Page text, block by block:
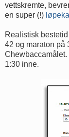
vettskremte,
en super (!)
Realistisk
42 og maraton på
Chewbaccamålet.
1:30 inne.